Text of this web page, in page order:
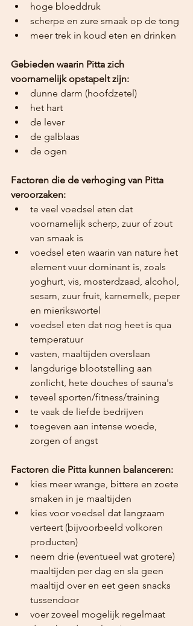
hoge bloeddruk
scherpe en zure smaak op de tong
meer trek in koud eten en drinken
Gebieden waarin Pitta zich
voornamelijk opstapelt zijn:
dunne darm (hoofdzetel)
het hart
de lever
de galblaas
de ogen
Factoren die de verhoging van Pitta
veroorzaken:
te veel voedsel eten dat
voornamelijk scherp, zuur of zout
van smaak is
voedsel eten waarin van nature het
element vuur dominant is, zoals
yoghurt, vis, mosterdzaad, alcohol,
sesam, zuur fruit, karnemelk, peper
en mierikswortel
voedsel eten dat nog heet is qua
temperatuur
vasten, maaltijden overslaan
langdurige blootstelling aan
zonlicht, hete douches of sauna's
teveel sporten/fitness/training
te vaak de liefde bedrijven
toegeven aan intense woede,
zorgen of angst
Factoren die Pitta kunnen balanceren:
kies meer wrange, bittere en zoete
smaken in je maaltijden
kies voor voedsel dat langzaam
verteert (bijvoorbeeld volkoren
producten)
neem drie (eventueel wat grotere)
maaltijden per dag en sla geen
maaltijd over en eet geen snacks
tussendoor
voer zoveel mogelijk regelmaat